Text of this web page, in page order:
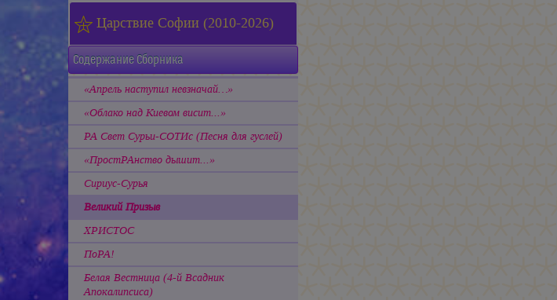
Царствие Софии (2010-2026)
Содержание Сборника
«Апрель наступил невзначай…»
«Облако над Киевом висит...»
РА Свет Сурьи-СОТИс (Песня для гуслей)
«ПростРАнство дышит...»
Сириус-Сурья
Великий Призыв
ХРИСТОС
ПоРА!
Белая Вестница (4-й Всадник
Апокалипсиса)